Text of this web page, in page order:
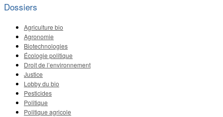
Dossiers
Agriculture bio
Agronomie
Biotechnologies
Écologie politique
Droit de l’environnement
Justice
Lobby du bio
Pesticides
Politique
Politique agricole